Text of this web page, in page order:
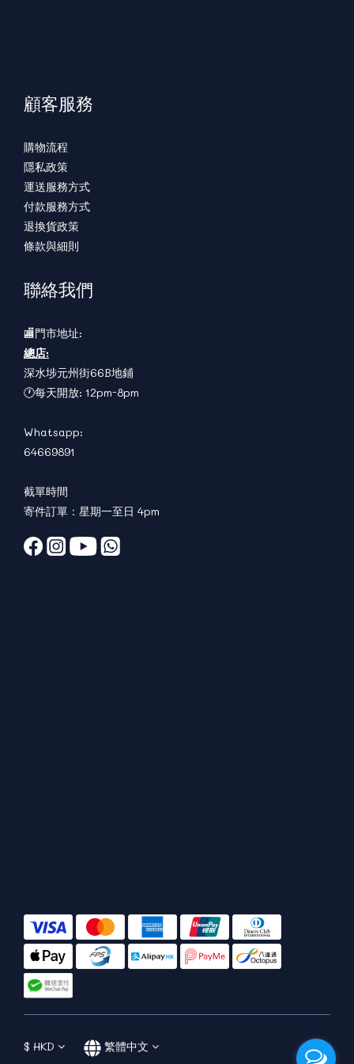
顧客服務
購物流程
隱私政策
運送服務方式
付款服務方式
退換貨政策
條款與細則
聯絡我們
🏬門市地址:
總店:
深水埗元州街66B地鋪
🕐每天開放: 12pm-8pm
Whatsapp:
64669891
截單時間
寄件訂單：星期一至日 4pm
$ HKD 繁體中文